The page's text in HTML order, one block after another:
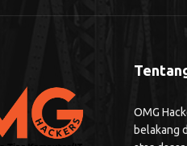
OMG
belakang